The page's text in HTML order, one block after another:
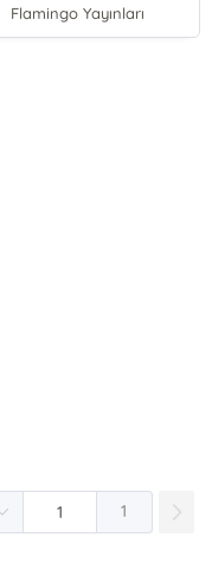
Flamingo Yayınları
1